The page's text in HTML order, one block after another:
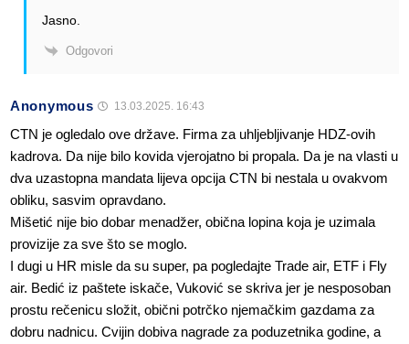
Jasno.
Odgovori
Anonymous 13.03.2025. 16:43
CTN je ogledalo ove države. Firma za uhljebljivanje HDZ-ovih
kadrova. Da nije bilo kovida vjerojatno bi propala. Da je na vlasti u
dva uzastopna mandata lijeva opcija CTN bi nestala u ovakvom
obliku, sasvim opravdano.
Mišetić nije bio dobar menadžer, obična lopina koja je uzimala
provizije za sve što se moglo.
I dugi u HR misle da su super, pa pogledajte Trade air, ETF i Fly
air. Bedić iz paštete iskače, Vuković se skriva jer je nesposoban
prostu rečenicu složit, obični potrčko njemačkim gazdama za
dobru nadnicu. Cvijin dobiva nagrade za poduzetnika godine, a